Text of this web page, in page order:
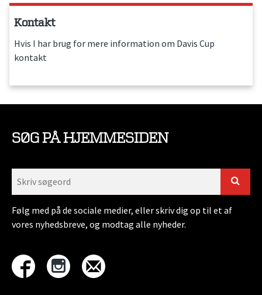
Kontakt
Hvis I har brug for mere information om Davis Cup
kontakt
SØG PÅ HJEMMESIDEN
Følg med på de sociale medier, eller skriv dig op til et af
vores nyhedsbreve, og modtag alle nyheder.